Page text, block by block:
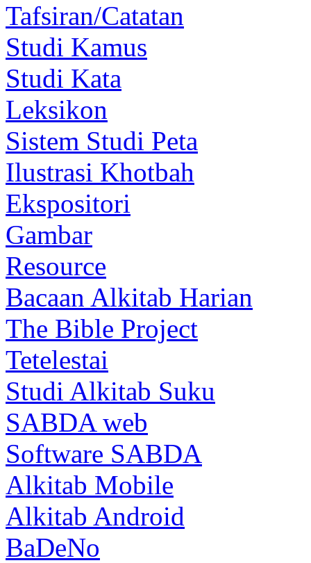
Tafsiran/Catatan
Studi Kamus
Studi Kata
Leksikon
Sistem Studi Peta
Ilustrasi Khotbah
Ekspositori
Gambar
Resource
Bacaan Alkitab Harian
The Bible Project
Tetelestai
Studi Alkitab Suku
SABDA web
Software SABDA
Alkitab Mobile
Alkitab Android
BaDeNo